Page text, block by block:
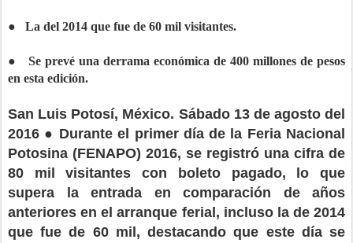
● La del 2014 que fue de 60 mil visitantes.
● Se prevé una derrama económica de 400 millones de pesos
en esta edición.
San Luis Potosí, México. Sábado 13 de agosto del
2016 ● Durante el primer día de la Feria Nacional
Potosina (FENAPO) 2016, se registró una cifra de
80 mil visitantes con boleto pagado, lo que
supera la entrada en comparación de años
anteriores en el arranque ferial, incluso la de 2014
que fue de 60 mil, destacando que este día se